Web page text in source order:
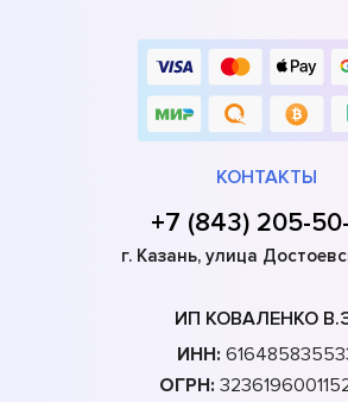
КОНТАКТЫ
+7 (843) 205-
г. Казань, улица
ИП КОВАЛЕНКО
ИНН:
ОГРН: